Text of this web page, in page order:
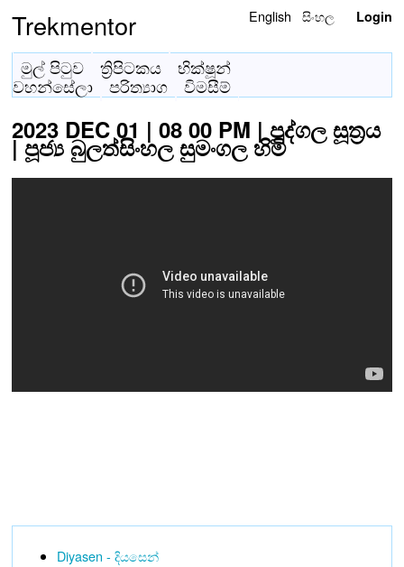
Trekmentor English සිංහල Login
මුල් පිටුව ත්‍රිපිටකය
භික්ෂූන්
වහන්සේලා
පරිත්‍යාග විමසීම්
2023 DEC 01 | 08 00 PM | පුද්ගල සූත්‍රය
| පූජ්‍ය බුලත්සිංහල සුමංගල හිමි
Diyasen - දියසෙන්